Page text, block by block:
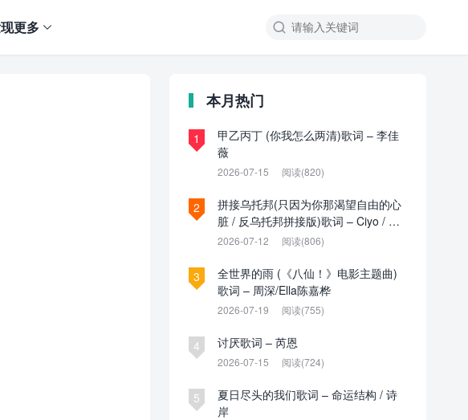

更多
本月热门
1
甲乙丙丁 (你我怎么两清)歌词 – 李佳
薇
2026-07-15 阅读(820)
2
拼接乌托邦(只因为你那渴望自由的心
脏 / 反乌托邦拼接版)歌词 – Ciyo / 见
过夏天P / 乌托邦P
2026-07-12 阅读(806)
3
全世界的雨 (《八仙！》电影主题曲)
歌词 – 周深/Ella陈嘉桦
2026-07-19 阅读(755)
4 讨厌歌词 – 芮恩
2026-07-15 阅读(724)
5
夏日尽头的我们歌词 – 命运结构 / 诗
岸